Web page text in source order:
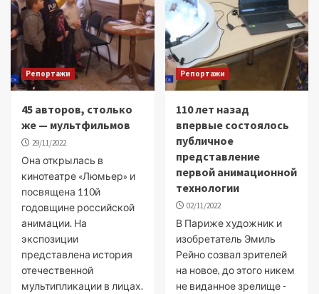
Репортажи
45 авторов, столько
же — мультфильмов
29/11/2022
Она открылась в
кинотеатре «Люмьер» и
посвящена 110й
годовщине российской
анимации. На
экспозиции
представлена история
отечественной
мультипликации в лицах.
Репортажи
110 лет назад
впервые состоялось
публичное
представление
первой анимационной
технологии
02/11/2022
В Париже художник и
изобретатель Эмиль
Рейно созвал зрителей
на новое, до этого никем
не виданное зрелище -